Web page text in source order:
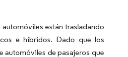
están trasladando
e híbridos. Dado que los
automóviles de pasajeros que